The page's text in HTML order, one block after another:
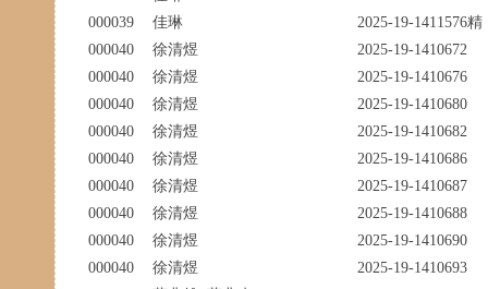
000039
佳琳
2025-19-1411576精
000040
徐清煜
2025-19-1410672
000040
徐清煜
2025-19-1410676
000040
徐清煜
2025-19-1410680
000040
徐清煜
2025-19-1410682
000040
徐清煜
2025-19-1410686
000040
徐清煜
2025-19-1410687
000040
徐清煜
2025-19-1410688
000040
徐清煜
2025-19-1410690
000040
徐清煜
2025-19-1410693